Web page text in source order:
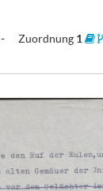
- Zuordnung 1